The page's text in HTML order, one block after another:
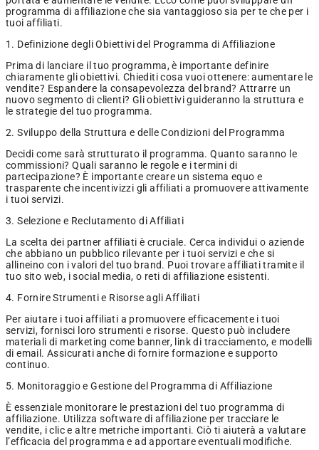
programma di affiliazione che sia vantaggioso sia per te che per i
tuoi affiliati.
1. Definizione degli Obiettivi del Programma di Affiliazione
Prima di lanciare il tuo programma, è importante definire
chiaramente gli obiettivi. Chiediti cosa vuoi ottenere: aumentare le
vendite? Espandere la consapevolezza del brand? Attrarre un
nuovo segmento di clienti? Gli obiettivi guideranno la struttura e
le strategie del tuo programma.
2. Sviluppo della Struttura e delle Condizioni del Programma
Decidi come sarà strutturato il programma. Quanto saranno le
commissioni? Quali saranno le regole e i termini di
partecipazione? È importante creare un sistema equo e
trasparente che incentivizzi gli affiliati a promuovere attivamente
i tuoi servizi.
3. Selezione e Reclutamento di Affiliati
La scelta dei partner affiliati è cruciale. Cerca individui o aziende
che abbiano un pubblico rilevante per i tuoi servizi e che si
allineino con i valori del tuo brand. Puoi trovare affiliati tramite il
tuo sito web, i social media, o reti di affiliazione esistenti.
4. Fornire Strumenti e Risorse agli Affiliati
Per aiutare i tuoi affiliati a promuovere efficacemente i tuoi
servizi, fornisci loro strumenti e risorse. Questo può includere
materiali di marketing come banner, link di tracciamento, e modelli
di email. Assicurati anche di fornire formazione e supporto
continuo.
5. Monitoraggio e Gestione del Programma di Affiliazione
È essenziale monitorare le prestazioni del tuo programma di
affiliazione. Utilizza software di affiliazione per tracciare le
vendite, i clic e altre metriche importanti. Ciò ti aiuterà a valutare
l’efficacia del programma e ad apportare eventuali modifiche.